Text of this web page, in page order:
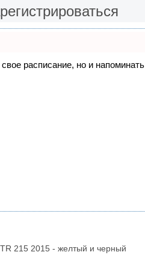
расписание, но и напоминать
215 2015 - желтый и черный